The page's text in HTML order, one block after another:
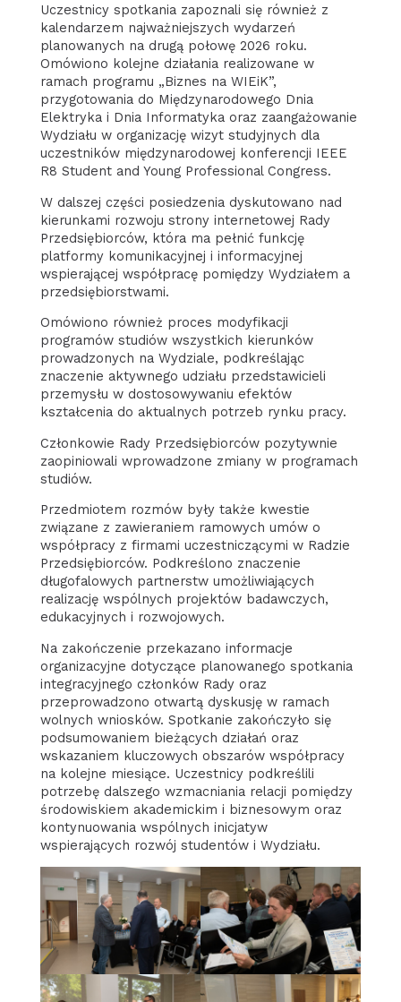
Uczestnicy spotkania zapoznali się również z
kalendarzem najważniejszych wydarzeń
planowanych na drugą połowę 2026 roku.
Omówiono kolejne działania realizowane w
ramach programu „Biznes na WIEiK”,
przygotowania do Międzynarodowego Dnia
Elektryka i Dnia Informatyka oraz zaangażowanie
Wydziału w organizację wizyt studyjnych dla
uczestników międzynarodowej konferencji IEEE
R8 Student and Young Professional Congress.
W dalszej części posiedzenia dyskutowano nad
kierunkami rozwoju strony internetowej Rady
Przedsiębiorców, która ma pełnić funkcję
platformy komunikacyjnej i informacyjnej
wspierającej współpracę pomiędzy Wydziałem a
przedsiębiorstwami.
Omówiono również proces modyfikacji
programów studiów wszystkich kierunków
prowadzonych na Wydziale, podkreślając
znaczenie aktywnego udziału przedstawicieli
przemysłu w dostosowywaniu efektów
kształcenia do aktualnych potrzeb rynku pracy.
Członkowie Rady Przedsiębiorców pozytywnie
zaopiniowali wprowadzone zmiany w programach
studiów.
Przedmiotem rozmów były także kwestie
związane z zawieraniem ramowych umów o
współpracy z firmami uczestniczącymi w Radzie
Przedsiębiorców. Podkreślono znaczenie
długofalowych partnerstw umożliwiających
realizację wspólnych projektów badawczych,
edukacyjnych i rozwojowych.
Na zakończenie przekazano informacje
organizacyjne dotyczące planowanego spotkania
integracyjnego członków Rady oraz
przeprowadzono otwartą dyskusję w ramach
wolnych wniosków. Spotkanie zakończyło się
podsumowaniem bieżących działań oraz
wskazaniem kluczowych obszarów współpracy
na kolejne miesiące. Uczestnicy podkreślili
potrzebę dalszego wzmacniania relacji pomiędzy
środowiskiem akademickim i biznesowym oraz
kontynuowania wspólnych inicjatyw
wspierających rozwój studentów i Wydziału.